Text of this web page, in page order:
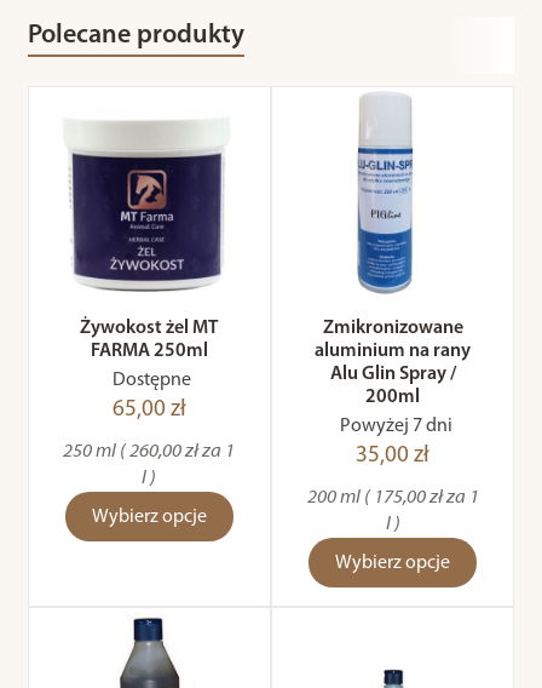
Polecane produkty
Żywokost żel MT
FARMA 250ml
Dostępne
65,00 zł
250 ml ( 260,00 zł za 1
l )
Wybierz opcje
Zmikronizowane
aluminium na rany
Alu Glin Spray /
200ml
Powyżej 7 dni
35,00 zł
200 ml ( 175,00 zł za 1
l )
Wybierz opcje